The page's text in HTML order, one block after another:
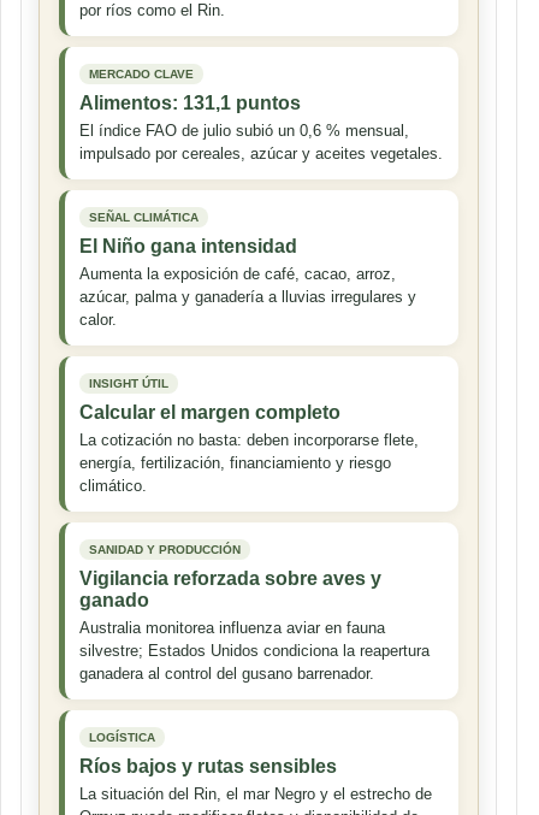
por ríos como el Rin.
MERCADO CLAVE
Alimentos: 131,1 puntos
El índice FAO de julio subió un 0,6 % mensual,
impulsado por cereales, azúcar y aceites vegetales.
SEÑAL CLIMÁTICA
El Niño gana intensidad
Aumenta la exposición de café, cacao, arroz,
azúcar, palma y ganadería a lluvias irregulares y
calor.
INSIGHT ÚTIL
Calcular el margen completo
La cotización no basta: deben incorporarse flete,
energía, fertilización, financiamiento y riesgo
climático.
SANIDAD Y PRODUCCIÓN
Vigilancia reforzada sobre aves y
ganado
Australia monitorea influenza aviar en fauna
silvestre; Estados Unidos condiciona la reapertura
ganadera al control del gusano barrenador.
LOGÍSTICA
Ríos bajos y rutas sensibles
La situación del Rin, el mar Negro y el estrecho de